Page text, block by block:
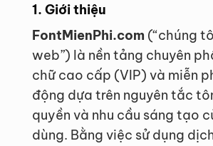
1. Giới thiệu
FontMienPhi.com (“chúng
web”) là nền tảng chuyên
chữ cao cấp (VIP) và miễn
động dựa trên nguyên tắc
quyền và nhu cầu sáng tạo
dùng. Bằng việc sử dụng